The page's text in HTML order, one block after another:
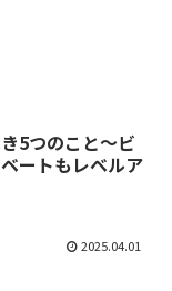
5つのこと～ビ
ートもレベルア
2025.04.01